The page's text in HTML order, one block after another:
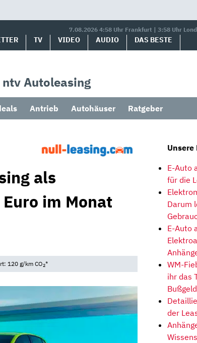
7.08.2026 4:58 Uhr Frankfurt | 3:58 Uhr
TV VIDEO AUDIO DAS BESTE
Autoleasing
Antrieb Autohäuser Ratgeber
als
im Monat
120 g/km CO2*
Unsere
E-Auto
für die
Darum
E-Auto
WM-
ihr das
Bußgeld
der